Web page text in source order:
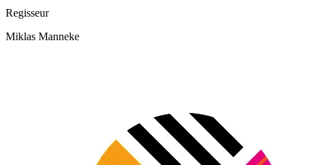
Regisseur
Miklas Manneke